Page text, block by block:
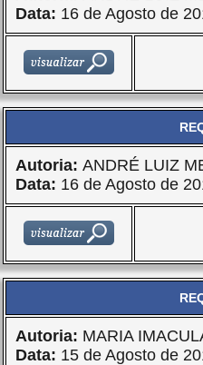
Data: 16 de Agosto de
Autoria: ANDRÉ LUIZ
Data: 16 de Agosto de
Autoria: MARIA
Data: 15 de Agosto de